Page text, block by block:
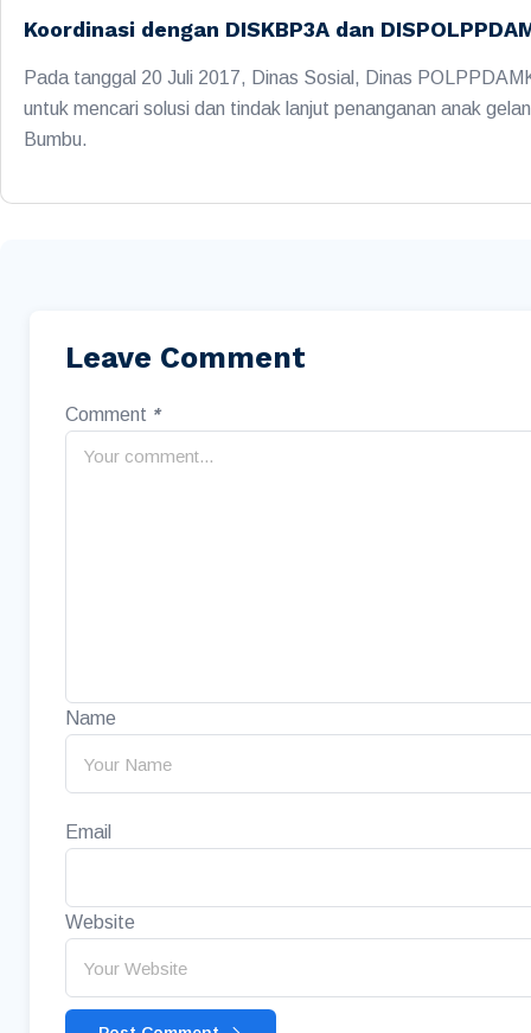
Koordinasi dengan DISKBP3A dan
Pada tanggal 20 Juli 2017, Dinas Sosial, Dinas
untuk mencari solusi dan tindak lanjut penanganan anak
Bumbu.
Leave Comment
Comment *
Name
Email
Website